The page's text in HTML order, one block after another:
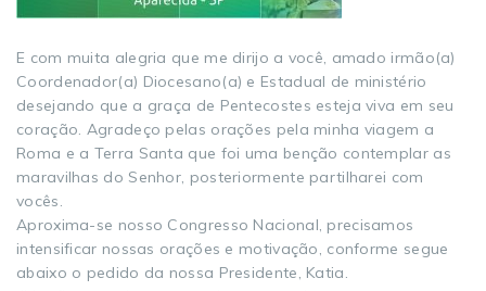
E com muita alegria que me dirijo a você, amado irmão(a)
Coordenador(a) Diocesano(a) e Estadual de ministério
desejando que a graça de Pentecostes esteja viva em seu
coração. Agradeço pelas orações pela minha viagem a
Roma e a Terra Santa que foi uma benção contemplar as
maravilhas do Senhor, posteriormente partilharei com
vocês.
Aproxima-se nosso Congresso Nacional, precisamos
intensificar nossas orações e motivação, conforme segue
abaixo o pedido da nossa Presidente, Katia.